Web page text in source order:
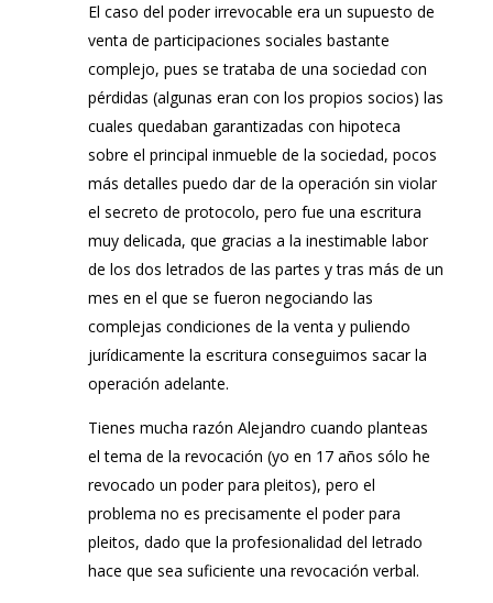
El caso del poder irrevocable era un supuesto de
venta de participaciones sociales bastante
complejo, pues se trataba de una sociedad con
pérdidas (algunas eran con los propios socios) las
cuales quedaban garantizadas con hipoteca
sobre el principal inmueble de la sociedad, pocos
más detalles puedo dar de la operación sin violar
el secreto de protocolo, pero fue una escritura
muy delicada, que gracias a la inestimable labor
de los dos letrados de las partes y tras más de un
mes en el que se fueron negociando las
complejas condiciones de la venta y puliendo
jurídicamente la escritura conseguimos sacar la
operación adelante.
Tienes mucha razón Alejandro cuando planteas
el tema de la revocación (yo en 17 años sólo he
revocado un poder para pleitos), pero el
problema no es precisamente el poder para
pleitos, dado que la profesionalidad del letrado
hace que sea suficiente una revocación verbal.